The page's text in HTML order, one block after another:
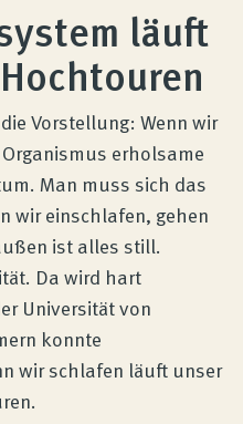
läuft
Vorstellung: Wenn wir
erholsame
Man muss sich das
wir einschlafen, gehen
ist alles still.
Da wird hart
Universität von
konnte
wir schlafen läuft unser